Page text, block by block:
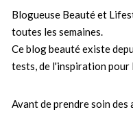
Blogueuse Beauté et
toutes les semaines.
Ce blog beauté existe
tests, de l'inspiration pour
Avant de prendre soin des